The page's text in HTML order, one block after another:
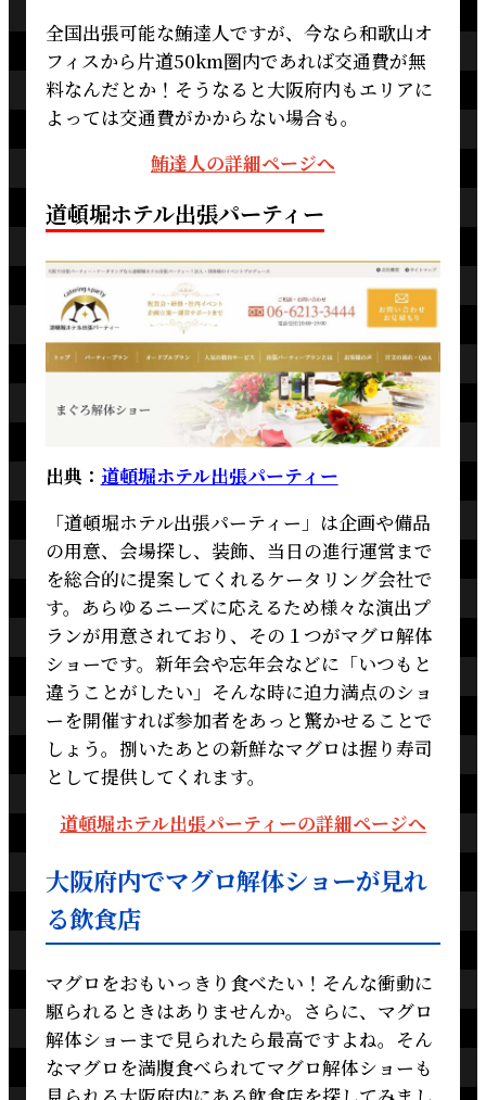
全国出張可能な鮪達人ですが、今なら和歌山オ
フィスから片道50km圏内であれば交通費が無
料なんだとか！そうなると大阪府内もエリアに
よっては交通費がかからない場合も。
鮪達人の詳細ページへ
道頓堀ホテル出張パーティー
出典： 道頓堀ホテル出張パーティー
「道頓堀ホテル出張パーティー」は企画や備品
の用意、会場探し、装飾、当日の進行運営まで
を総合的に提案してくれるケータリング会社で
す。あらゆるニーズに応えるため様々な演出プ
ランが用意されており、その１つがマグロ解体
ショーです。新年会や忘年会などに「いつもと
違うことがしたい」そんな時に迫力満点のショ
ーを開催すれば参加者をあっと驚かせることで
しょう。捌いたあとの新鮮なマグロは握り寿司
として提供してくれます。
道頓堀ホテル出張パーティーの詳細ページへ
大阪府内でマグロ解体ショーが見れ
る飲食店
マグロをおもいっきり食べたい！そんな衝動に
駆られるときはありませんか。さらに、マグロ
解体ショーまで見られたら最高ですよね。そん
なマグロを満腹食べられてマグロ解体ショーも